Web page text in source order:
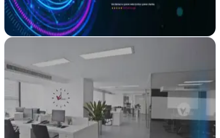
negocios que quieren una web que funcione de verdad.
Ver fichacompleta
'- Agencia de Marketing Digital, Diseño Web y
Posicionamiento SEO - Visual In Tech Guadalajara
Guadalajara
Visual In Tech transforma ideas en experiencias digitales
impactantes. Diseño web y SEO que posicionan tu negocio en